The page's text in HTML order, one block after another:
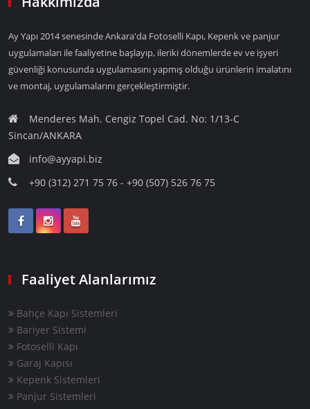
Ay Yapı 2014 senesinde Ankara'da Fotoselli Kapı, Kepenk ve panjur
uygulamaları ile faaliyetine başlayıp, ileriki dönemlerde ev ve işyeri
güvenliği konusunda uygulamasını yapmış olduğu ürünlerin imalatını
ve montaj, uygulamalarını gerçekleştirmiştir.
Menderes Mah. Cengiz Topel Cad. No: 1/13-C
Sincan/ANKARA
info@ayyapi.biz
+90 (312) 271 75 76 - +90 (507) 526 76 75
Faaliyet Alanlarımız
Bahçe Kapı Sistemleri
Bariyer Sistemi
Fotoselli Kapı
Garaj Kapısı
Kepenk Sistemleri
Panjur Sistemleri